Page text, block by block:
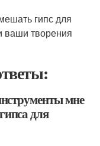
гипс для
ваши творения
мне
для